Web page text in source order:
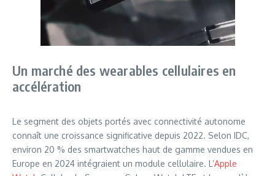
Un marché des wearables cellulaires en
accélération
Le segment des objets portés avec connectivité autonome
connaît une croissance significative depuis 2022. Selon IDC,
environ 20 % des smartwatches haut de gamme vendues en
Europe en 2024 intégraient un module cellulaire. L’Apple